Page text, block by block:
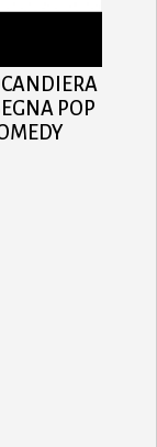
POP